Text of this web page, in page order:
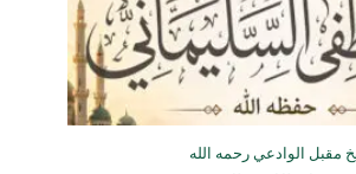
مقبل الوادعي رحمه الله